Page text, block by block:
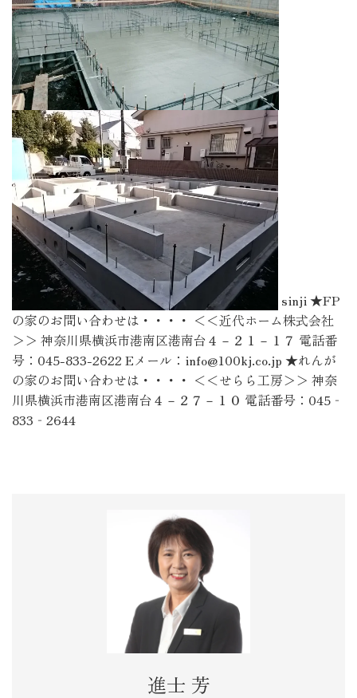
sinji ★FP
の家のお問い合わせは・・・・ ＜＜近代ホーム株式会社
＞＞ 神奈川県横浜市港南区港南台４－２１－１７ 電話番
号：045-833-2622 Eメール：info@100kj.co.jp ★れんが
の家のお問い合わせは・・・・ ＜＜せらら工房＞＞ 神奈
川県横浜市港南区港南台４－２７－１０ 電話番号：045‐
833‐2644
進士 芳